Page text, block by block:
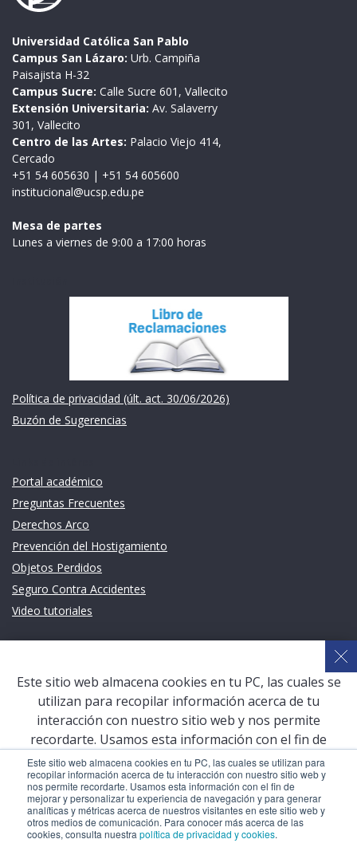
Este sitio web almacena cookies en tu PC, las cuales se utilizan para
recopilar información acerca de tu interacción con nuestro sitio web y
nos permite recordarte. Usamos esta información con el fin de
mejorar y personalizar tu experiencia de navegación y para generar
analíticas y métricas acerca de nuestros visitantes en este sitio web y
otros medios de comunicación. Para conocer más acerca de las
cookies, consulta nuestra política de privacidad y cookies.
Universidad Católica San Pablo
Campus San Lázaro: Urb. Campiña
Paisajista H-32
Campus Sucre: Calle Sucre 601, Vallecito
Extensión Universitaria: Av. Salaverry
301, Vallecito
Centro de las Artes: Palacio Viejo 414,
Cercado
+51 54 605630 | +51 54 605600
institucional@ucsp.edu.pe
Mesa de partes
Lunes a viernes de 9:00 a 17:00 horas
Política de privacidad (últ. act. 30/06/2026)
Buzón de Sugerencias
Portal académico
Preguntas Frecuentes
Derechos Arco
Prevención del Hostigamiento
Objetos Perdidos
Seguro Contra Accidentes
Video tutoriales
Sistema de Gestión Académica (SGA)
Defensoría Universitaria
Terceros vinculados
San Pablo Mail
Aula Virtual Pregrado
Aula Virtual Postgrado
Este sitio web almacena cookies en tu PC, las cuales se
utilizan para recopilar información acerca de tu
interacción con nuestro sitio web y nos permite
recordarte. Usamos esta información con el fin de
mejorar y personalizar tu experiencia de navegación y
para generar analíticas y métricas acerca de nuestros
visitantes en este sitio web y otros medios de
comunicación. Para conocer más acerca de las cookies,
consulta nuestrapolítica de privacidad y cookies